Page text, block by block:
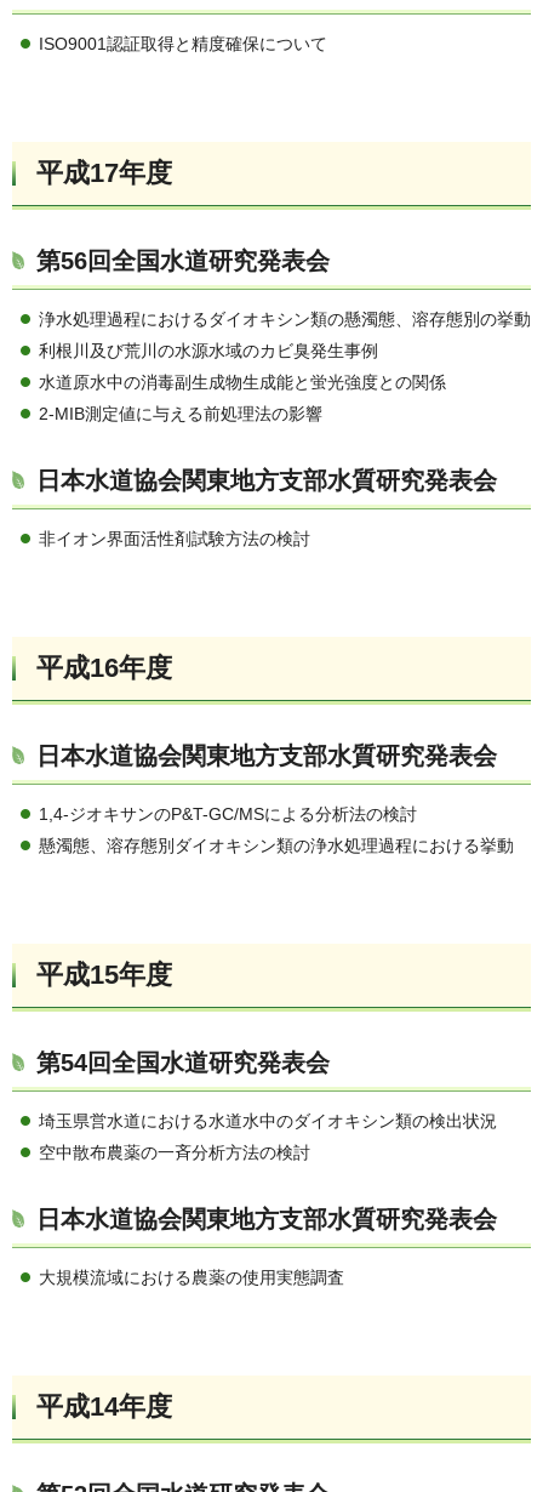
ISO9001認証取得と精度確保について
平成17年度
第56回全国水道研究発表会
浄水処理過程におけるダイオキシン類の懸濁態、溶存態別の挙動
利根川及び荒川の水源水域のカビ臭発生事例
水道原水中の消毒副生成物生成能と蛍光強度との関係
2-MIB測定値に与える前処理法の影響
日本水道協会関東地方支部水質研究発表会
非イオン界面活性剤試験方法の検討
平成16年度
日本水道協会関東地方支部水質研究発表会
1,4-ジオキサンのP&T-GC/MSによる分析法の検討
懸濁態、溶存態別ダイオキシン類の浄水処理過程における挙動
平成15年度
第54回全国水道研究発表会
埼玉県営水道における水道水中のダイオキシン類の検出状況
空中散布農薬の一斉分析方法の検討
日本水道協会関東地方支部水質研究発表会
大規模流域における農薬の使用実態調査
平成14年度